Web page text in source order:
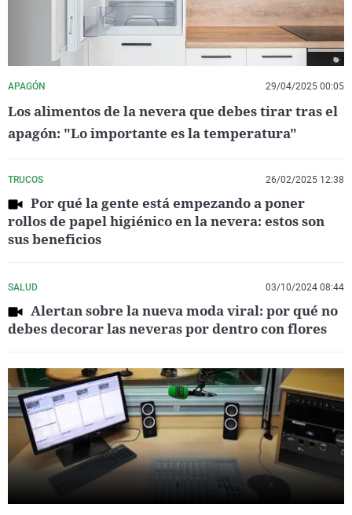
APAGÓN 29/04/2025 00:05
Los alimentos de la nevera que debes tirar tras el
apagón: "Lo importante es la temperatura"
TRUCOS 26/02/2025 12:38
Por qué la gente está empezando a poner
rollos de papel higiénico en la nevera: estos son
sus beneficios
SALUD 03/10/2024 08:44
Alertan sobre la nueva moda viral: por qué no
debes decorar las neveras por dentro con flores